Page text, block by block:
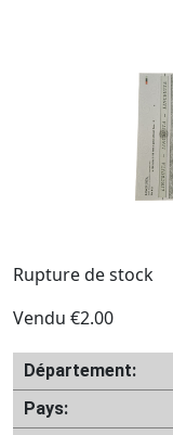
Rupture de stock
Vendu €2.00
Département:
Pays: